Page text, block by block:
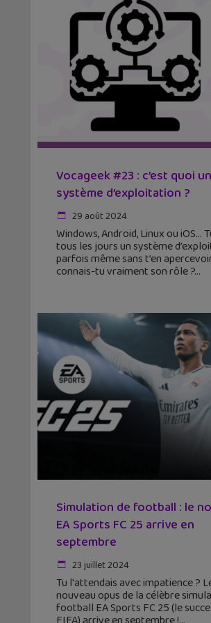
Vocageek #23 : c’est quoi un
système d’exploitation ?
29 août 2024
Windows, Android, Linux ou iOS…
tous les jours un système
parfois même sans t’en
connais-tu vraiment son rôle ?
Simulation de football : le
EA Sports FC 25 arrive en
septembre
23 juillet 2024
Tu l'attendais avec impatience ?
nouveau opus de la célèbre
football EA Sports FC 25 (le